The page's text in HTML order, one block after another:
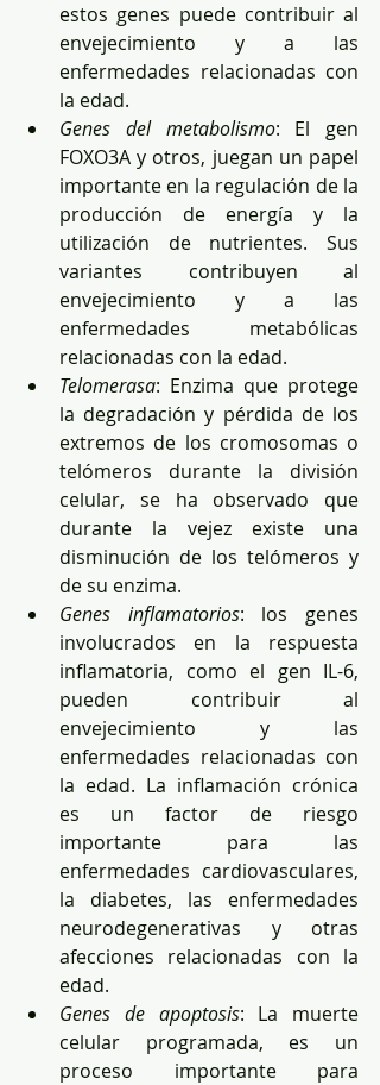
estos genes puede contribuir al
envejecimiento y a las
enfermedades relacionadas con
la edad.
Genes del metabolismo: El gen
FOXO3A y otros, juegan un papel
importante en la regulación de la
producción de energía y la
utilización de nutrientes. Sus
variantes contribuyen al
envejecimiento y a las
enfermedades metabólicas
relacionadas con la edad.
Telomerasa: Enzima que protege
la degradación y pérdida de los
extremos de los cromosomas o
telómeros durante la división
celular, se ha observado que
durante la vejez existe una
disminución de los telómeros y
de su enzima.
Genes inflamatorios: los genes
involucrados en la respuesta
inflamatoria, como el gen IL-6,
pueden contribuir al
envejecimiento y las
enfermedades relacionadas con
la edad. La inflamación crónica
es un factor de riesgo
importante para las
enfermedades cardiovasculares,
la diabetes, las enfermedades
neurodegenerativas y otras
afecciones relacionadas con la
edad.
Genes de apoptosis: La muerte
celular programada, es un
proceso importante para